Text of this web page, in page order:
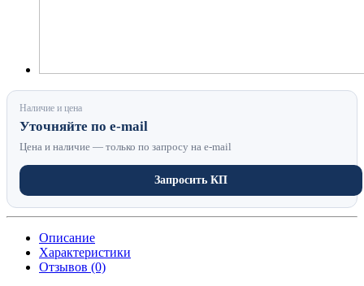
Наличие и цена
Уточняйте по e-mail
Цена и наличие — только по запросу на e-mail
Запросить КП
Описание
Характеристики
Отзывов (0)